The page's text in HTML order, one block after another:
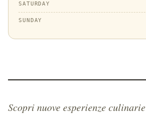
SATURDAY
SUNDAY
Scopri nuove esperienze culinarie